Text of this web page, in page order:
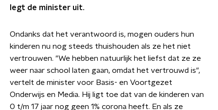
legt de minister uit.
Ondanks dat het verantwoord is, mogen ouders hun
kinderen nu nog steeds thuishouden als ze het niet
vertrouwen. "We hebben natuurlijk het liefst dat ze ze
weer naar school laten gaan, omdat het vertrouwd is",
vertelt de minister voor Basis- en Voortgezet
Onderwijs en Media. Hij ligt toe dat van de kinderen van
0 t/m 17 jaar nog geen 1% corona heeft. En als ze